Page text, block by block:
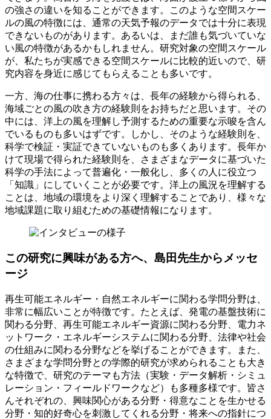
の強さの違いを知ることができます。このような空間スケー
ルの風の特徴には、通常の天気予報のデータでは十分に表現
できないものがあります。あるいは、まだ誰も気づいていな
い風の特徴があるかもしれません。研究対象の空間スケール
が、私たちが実感できる空間スケールに比較的近いので、研
究内容を身近に感じてもらえることも多いです。
一方、海の仕事に携わる方々は、長年の経験から得られる、
海域ごとの風の吹き方の経験則をお持ちだと思います。その
中には、洋上の風を理解し予測するための重要な示唆を含ん
でいるものも多いはずです。しかし、そのような経験則を、
科学で検証・実証できていないものも多くあります。長年か
けて現場で得られた経験則を、さまざまなデータに基づいた
科学の手法によって普遍化・一般化し、多くの人に役立つ
「知識」にしていくことが必要です。洋上の風況を理解する
ことは、地域の環境をより深く理解することであり、様々な
地域課題に取り組むための基礎情報になります。
この研究に興味がある方へ、島田先生からメッセ
ージ
再生可能エネルギー・自然エネルギーに関わる学問分野は、
非常に幅広いことが特徴です。たとえば、発電の基盤技術に
関わる分野、再生可能エネルギー資源に関わる分野、電力ネ
ットワーク・エネルギーシステムに関わる分野、法律や社会
の仕組みに関わる分野などを挙げることができます。また、
さまざまな学問分野との学際的研究が求められることも大き
な特徴で、研究のテーマも方法（実験・データ解析・シミュ
レーション・フィールドワークなど）も多種多様です。皆さ
んそれぞれの、興味関心がある分野・得意なことを生かせる
分野・知的好奇心を刺激してくれる分野・将来への指針につ